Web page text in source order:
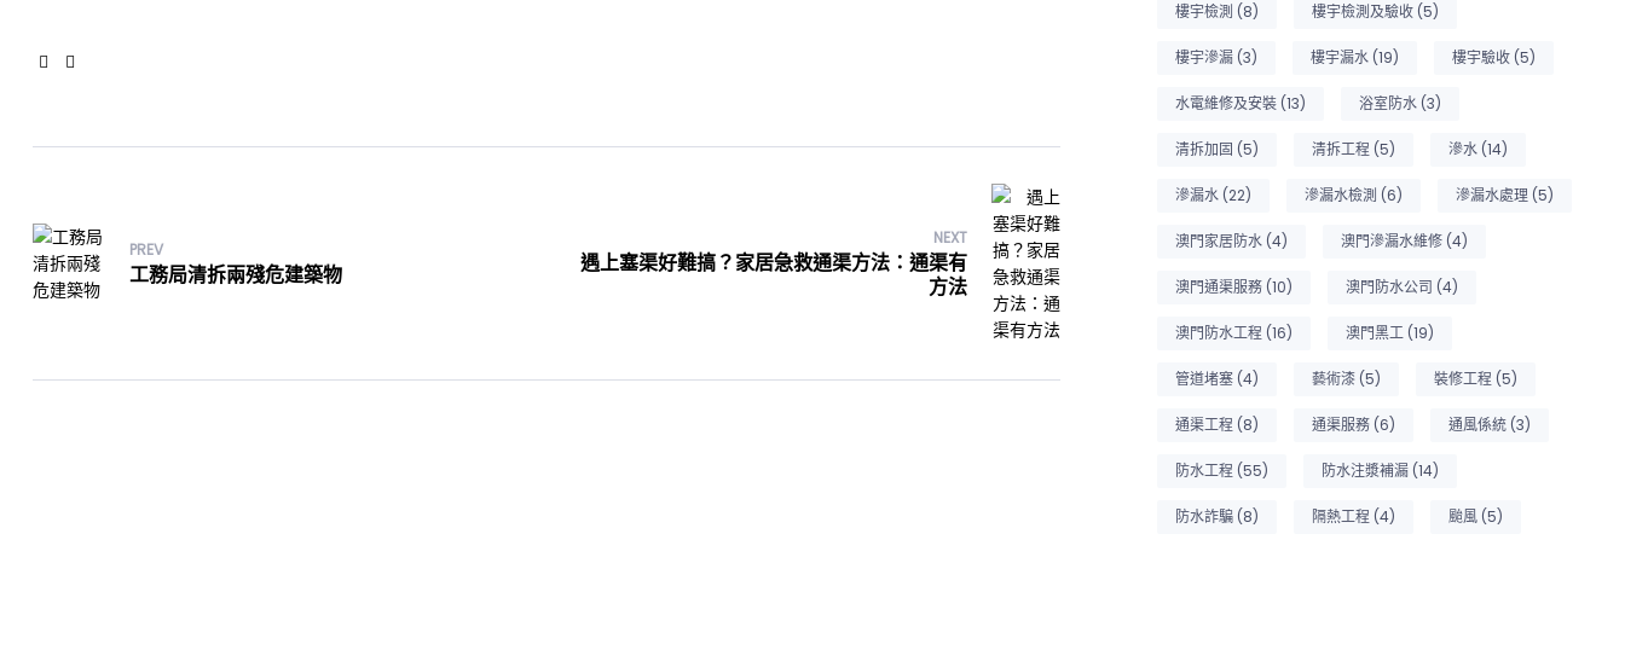
Facebook
PREV
工務局清拆兩殘危建築物
NEXT
遇上塞渠好難搞？家居急救通渠方法：通渠有
方法
樓宇檢測 (8) 樓宇檢測及驗收 (5)
樓宇滲漏 (3) 樓宇漏水 (19) 樓宇驗收 (5)
水電維修及安裝 (13) 浴室防水 (3)
清拆加固 (5) 清拆工程 (5) 滲水 (14)
滲漏水 (22) 滲漏水檢測 (6) 滲漏水處理 (5)
澳門家居防水 (4) 澳門滲漏水維修 (4)
澳門通渠服務 (10) 澳門防水公司 (4)
澳門防水工程 (16) 澳門黑工 (19)
管道堵塞 (4) 藝術漆 (5) 裝修工程 (5)
通渠工程 (8) 通渠服務 (6) 通風係統 (3)
防水工程 (55) 防水注漿補漏 (14)
防水詐騙 (8) 隔熱工程 (4) 颱風 (5)